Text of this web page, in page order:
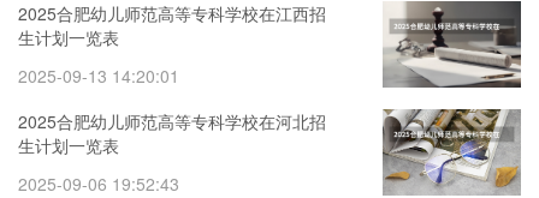
2025合肥幼儿师范高等专科学校在江西招
生计划一览表
2025-09-13 14:20:01
2025合肥幼儿师范高等专科学校在河北招
生计划一览表
2025-09-06 19:52:43